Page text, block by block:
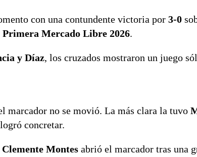
con una contundente victoria por 3-0
Primera Mercado Libre 2026.
y Díaz, los cruzados mostraron un juego
marcador no se movió. La más clara la tuvo
concretar.
Clemente Montes abrió el marcador tras una